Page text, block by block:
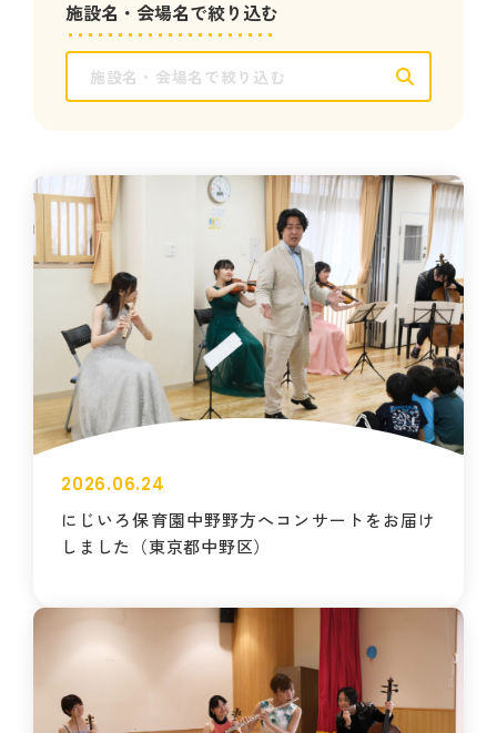
施設名・会場名で絞り込む
2026.06.24
にじいろ保育園中野野方へコンサートをお届け
しました（東京都中野区）